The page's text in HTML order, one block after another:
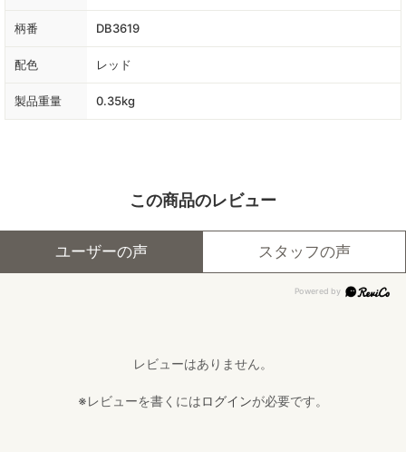
柄番 DB3619
配色 レッド
製品重量 0.35kg
この商品のレビュー
ユーザーの声 スタッフの声
レビューはありません。
※レビューを書くにはログインが必要です。